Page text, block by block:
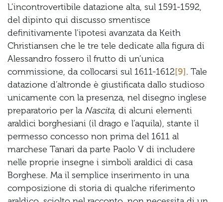
L’incontrovertibile datazione alta, sul 1591-1592,
del dipinto qui discusso smentisce
definitivamente l’ipotesi avanzata da Keith
Christiansen che le tre tele dedicate alla figura di
Alessandro fossero il frutto di un’unica
commissione, da collocarsi sul 1611-1612[9]. Tale
datazione d’altronde è giustificata dallo studioso
unicamente con la presenza, nel disegno inglese
preparatorio per la Nascita, di alcuni elementi
araldici borghesiani (il drago e l’aquila), stante il
permesso concesso non prima del 1611 al
marchese Tanari da parte Paolo V di includere
nelle proprie insegne i simboli araldici di casa
Borghese. Ma il semplice inserimento in una
composizione di storia di qualche riferimento